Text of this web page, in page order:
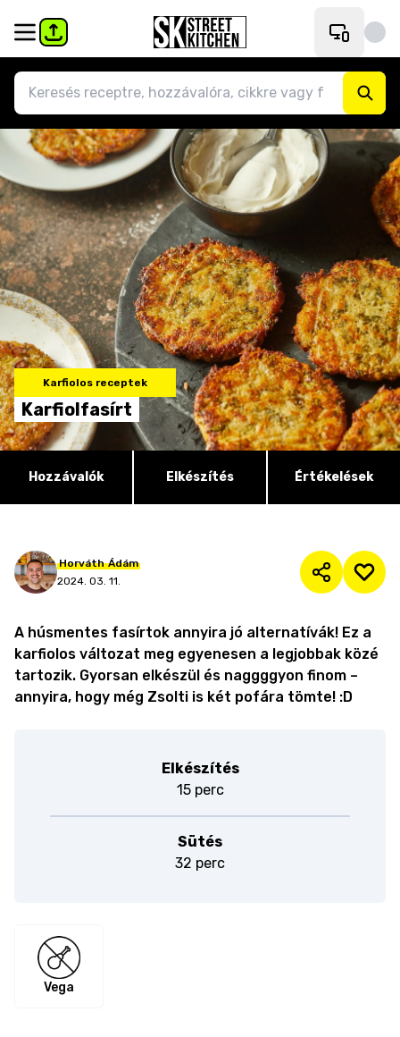
Karfiolos receptek
Karfiolfasírt
Hozzávalók Elkészítés Értékelések
Horváth Ádám
2024. 03. 11.
A húsmentes fasírtok annyira jó alternatívák! Ez a
karfiolos változat meg egyenesen a legjobbak közé
tartozik. Gyorsan elkészül és naggggyon finom –
annyira, hogy még Zsolti is két pofára tömte! :D
Elkészítés
15 perc
Sütés
32 perc
Vega